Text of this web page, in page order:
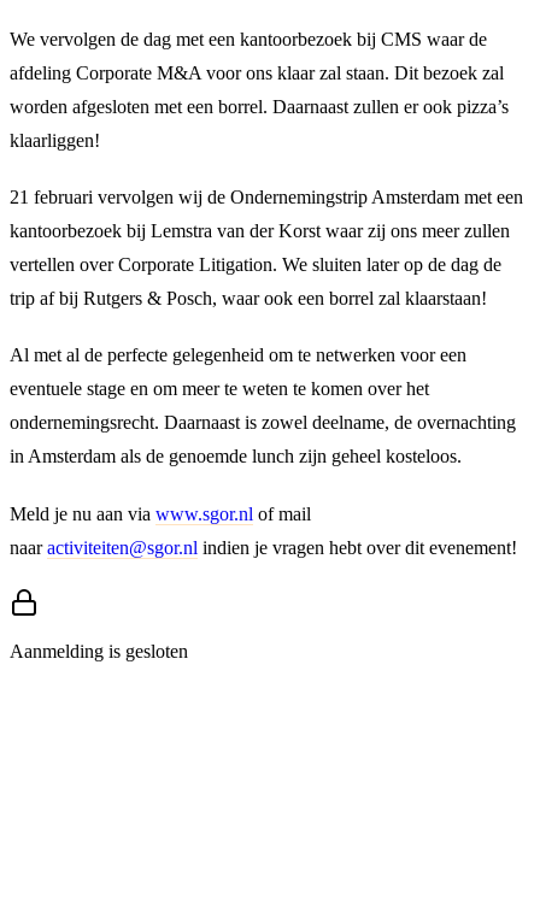
We vervolgen de dag met een kantoorbezoek bij CMS waar de
afdeling Corporate M&A voor ons klaar zal staan. Dit bezoek zal
worden afgesloten met een borrel. Daarnaast zullen er ook pizza’s
klaarliggen!
21 februari vervolgen wij de Ondernemingstrip Amsterdam met een
kantoorbezoek bij Lemstra van der Korst waar zij ons meer zullen
vertellen over Corporate Litigation. We sluiten later op de dag de
trip af bij Rutgers & Posch, waar ook een borrel zal klaarstaan!
Al met al de perfecte gelegenheid om te netwerken voor een
eventuele stage en om meer te weten te komen over het
ondernemingsrecht. Daarnaast is zowel deelname, de overnachting
in Amsterdam als de genoemde lunch zijn geheel kosteloos.
Meld je nu aan via www.sgor.nl of mail
naaractiviteiten@sgor.nl indien je vragen hebt over dit evenement!
Aanmelding is gesloten